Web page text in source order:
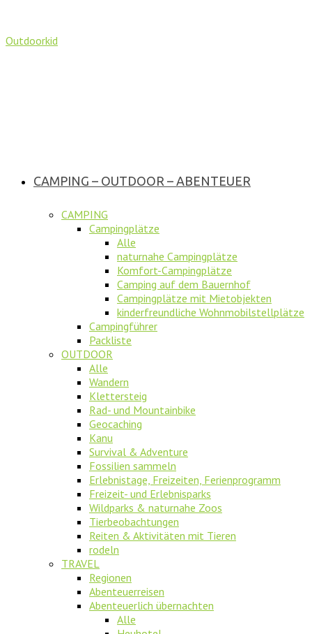
Outdoorkid
CAMPING – OUTDOOR – ABENTEUER
CAMPING
Campingplätze
Alle
naturnahe Campingplätze
Komfort-Campingplätze
Camping auf dem Bauernhof
Campingplätze mit Mietobjekten
kinderfreundliche Wohnmobilstellplätze
Campingführer
Packliste
OUTDOOR
Alle
Wandern
Klettersteig
Rad- und Mountainbike
Geocaching
Kanu
Survival & Adventure
Fossilien sammeln
Erlebnistage, Freizeiten, Ferienprogramm
Freizeit- und Erlebnisparks
Wildparks & naturnahe Zoos
Tierbeobachtungen
Reiten & Aktivitäten mit Tieren
rodeln
TRAVEL
Regionen
Abenteuerreisen
Abenteuerlich übernachten
Alle